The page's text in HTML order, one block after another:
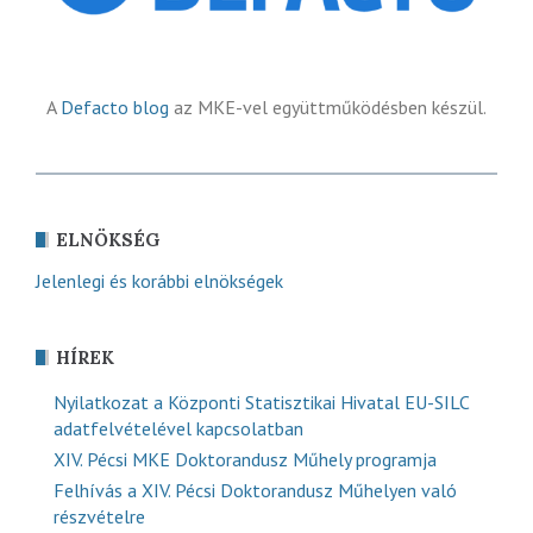
A Defacto blog az MKE-vel együttműködésben készül.
ELNÖKSÉG
Jelenlegi és korábbi elnökségek
HÍREK
Nyilatkozat a Központi Statisztikai Hivatal EU-SILC
adatfelvételével kapcsolatban
XIV. Pécsi MKE Doktorandusz Műhely programja
Felhívás a XIV. Pécsi Doktorandusz Műhelyen való
részvételre